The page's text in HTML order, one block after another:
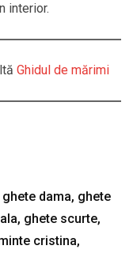
interior.
Ghidul de mărimi
ghete dama, ghete
, ghete scurte,
cristina,